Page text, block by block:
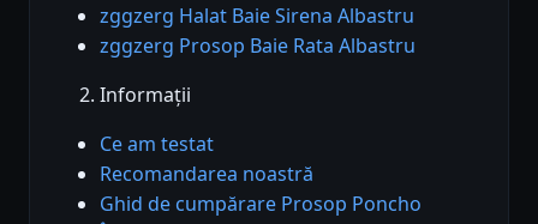
zggzerg Halat Baie Sirena Albastru
zggzerg Prosop Baie Rata Albastru
Informații
Ce am testat
Recomandarea noastră
Ghid de cumpărare Prosop Poncho